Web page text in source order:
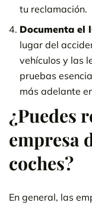
tu reclamación.
Documenta el
lugar del
vehículos y las
pruebas
más adelante
¿Puedes
empresa
coches?
En general, las